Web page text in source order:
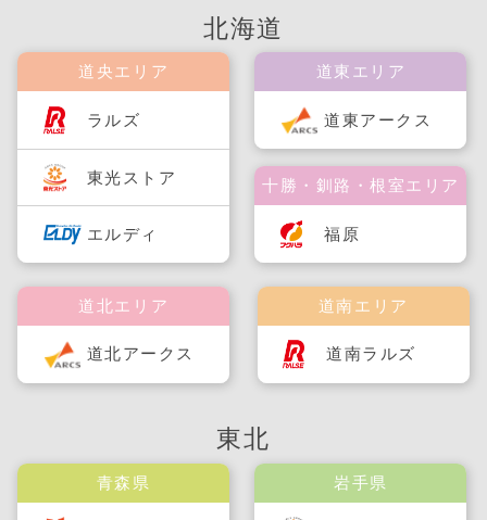
北海道
道央エリア
ラルズ
東光ストア
エルディ
道南エリア
道南ラルズ
道北エリア
道北アークス
道東エリア
道東アークス
十勝・釧路・根室エリア
福原
東北
青森県 岩手県